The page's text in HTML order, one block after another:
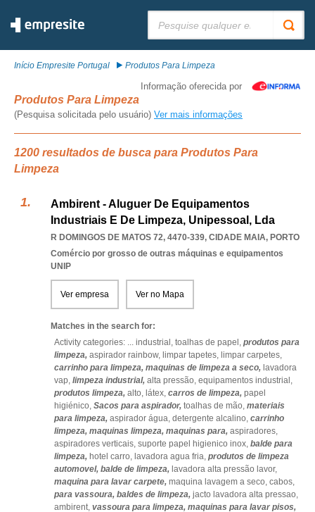
Início Empresite Portugal Produtos Para Limpeza
Informação oferecida por
Produtos Para Limpeza
(Pesquisa solicitada pelo usuário) Ver mais informações
1200 resultados de busca para Produtos Para
Limpeza
Ambirent - Aluguer De Equipamentos
Industriais E De Limpeza, Unipessoal, Lda
R DOMINGOS DE MATOS 72, 4470-339, CIDADE MAIA, PORTO
Comércio por grosso de outras máquinas e equipamentos
UNIP
Ver empresa Ver no Mapa
Matches in the search for:
Activity categories: ... industrial, toalhas de papel, produtos para
limpeza, aspirador rainbow, limpar tapetes, limpar carpetes,
carrinho para limpeza, maquinas de limpeza a seco, lavadora
vap, limpeza industrial, alta pressão, equipamentos industrial,
produtos limpeza, alto, látex, carros de limpeza, papel
higiénico, Sacos para aspirador, toalhas de mão, materiais
para limpeza, aspirador água, detergente alcalino, carrinho
limpeza, maquinas limpeza, maquinas para, aspiradores,
aspiradores verticais, suporte papel higienico inox, balde para
limpeza, hotel carro, lavadora agua fria, produtos de limpeza
automovel, balde de limpeza, lavadora alta pressão lavor,
maquina para lavar carpete, maquina lavagem a seco, cabos,
para vassoura, baldes de limpeza, jacto lavadora alta pressao,
ambirent, vassoura para limpeza, maquinas para lavar pisos,